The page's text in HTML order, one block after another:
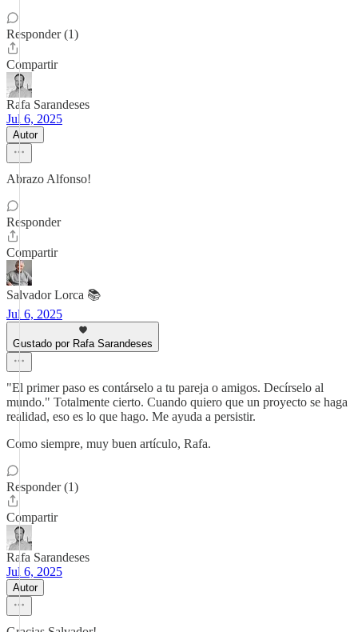
Responder (1)
Compartir
Rafa Sarandeses
Jul 6, 2025
Autor
Abrazo Alfonso!
Responder
Compartir
Salvador Lorca 📚
Jul 6, 2025
Gustado por Rafa Sarandeses
"El primer paso es contárselo a tu pareja o amigos. Decírselo al
mundo." Totalmente cierto. Cuando quiero que un proyecto se haga
realidad, eso es lo que hago. Me ayuda a persistir.
Como siempre, muy buen artículo, Rafa.
Responder (1)
Compartir
Rafa Sarandeses
Jul 6, 2025
Autor